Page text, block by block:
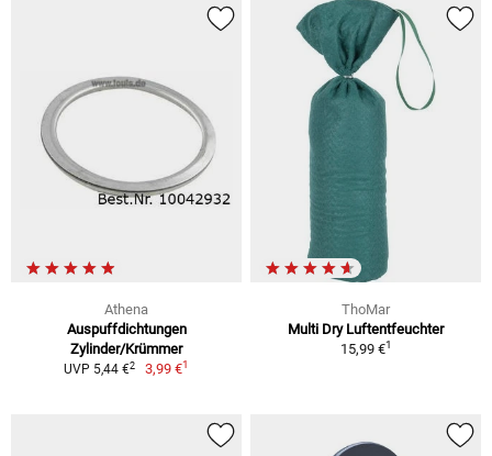
Athena
Auspuffdichtungen
Zylinder/Krümmer
UVP 5,44 €2 3,99 €1
ThoMar
Multi Dry Luftentfeuchter
15,99 €1